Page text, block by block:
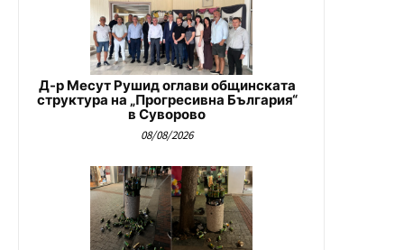
Д-р Месут Рушид оглави общинската
структура на „Прогресивна България“
в Суворово
08/08/2026